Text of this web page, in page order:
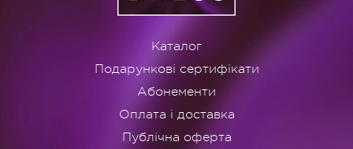
Каталог
Подарункові сертифікати
Абонементи
Оплата і доставка
Публічна оферта